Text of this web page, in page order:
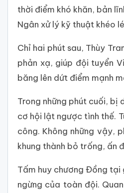
thời điểm khó khăn, bản
Ngân xử lý kỹ thuật khéo
Chỉ hai phút sau, Thùy
phản xạ, giúp đội tuyển
băng lên dứt điểm mạnh
Trong những phút cuối,
cơ hội lật ngược tình thế.
công. Không những vậy,
khung thành bỏ trống, ấn
Tấm huy chương Đồng tại
ngừng của toàn đội.